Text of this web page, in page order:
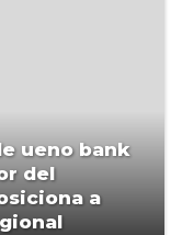
ueno bank
del
a